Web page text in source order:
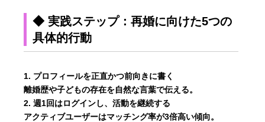
◆ 実践ステップ：再婚に向けた5つの
具体的行動
プロフィールを正直かつ前向きに書く
離婚歴や子どもの存在を自然な言葉で伝える。
週1回はログインし、活動を継続する
アクティブユーザーはマッチング率が3倍高い傾向。